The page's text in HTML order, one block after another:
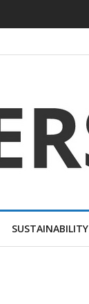
SUSTAINABILITY